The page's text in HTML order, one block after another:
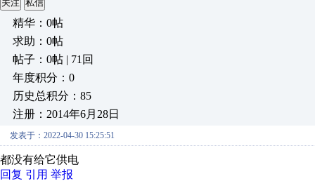
关注 私信
精华：0帖
求助：0帖
帖子：0帖 | 71回
年度积分：0
历史总积分：85
注册：2014年6月28日
发表于：2022-04-30 15:25:51
都没有给它供电
回复 引用 举报